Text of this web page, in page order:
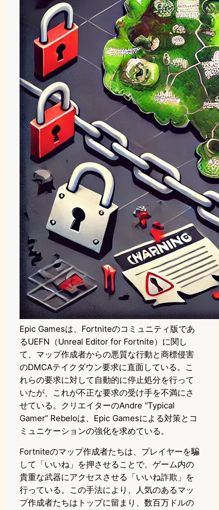
Epic Gamesは、Fortniteのコミュニティ版であ
るUEFN（Unreal Editor for Fortnite）に関し
て、マップ作成者からの悪質な行動と商標侵害
のDMCAテイクダウン要求に直面している。こ
れらの要求に対して自動的に停止処分を行って
いたが、これが不正な要求の受け手を不満にさ
せている。クリエイターのAndre “Typical
Gamer” Rebeloは、Epic Gamesによる対策とコ
ミュニケーションの強化を求めている。
Fortniteのマップ作成者たちは、プレイヤーを騙
して「いいね」を押させることで、ゲーム内の
貴重な武器にアクセスさせる「いいね詐欺」を
行っている。この手法により、人気のあるマッ
プ作成者たちはトップに留まり、数百万ドルの